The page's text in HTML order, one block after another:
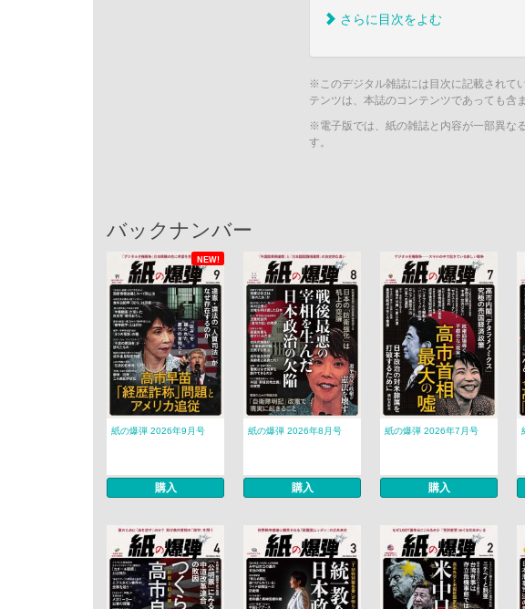
さらに目次をよむ
※このデジタル雑誌には目次に記載されて
テンツは、本誌のコンテンツであっても含
※電子版では、紙の雑誌と内容が一部異な
す。
バックナンバー
NEW!
紙の爆弾 2026年9月号
購入
紙の爆弾 2026年8月号
購入
紙の爆弾 2026年7月号
購入